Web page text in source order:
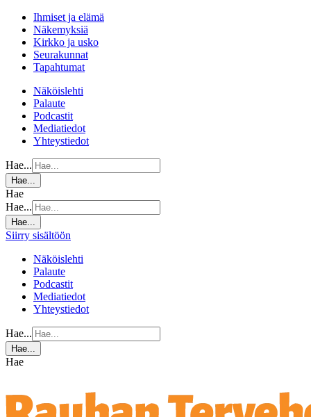
Ihmiset ja elämä
Näkemyksiä
Kirkko ja usko
Seurakunnat
Tapahtumat
Näköislehti
Palaute
Podcastit
Mediatiedot
Yhteystiedot
Hae...
Hae...
Hae
Hae...
Hae...
Siirry sisältöön
Näköislehti
Palaute
Podcastit
Mediatiedot
Yhteystiedot
Hae...
Hae...
Hae